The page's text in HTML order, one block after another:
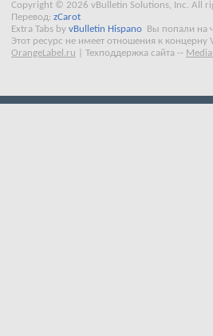
Copyright © 2026 vBulletin Solutions, Inc. All
Перевод: zCarot
Extra Tabs by vBulletin Hispano
Вы попали на
Этот ресурс не имеет отношения к концерну
OrangeLabel.ru
Техподдержка сайта --